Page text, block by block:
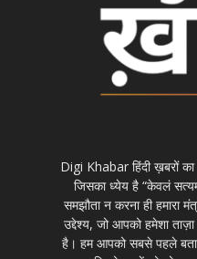
Digi Khabar हिंदी ख़बरों का
जिसका ध्येय है “केवलं
समझौता न करना ही हमारा
उद्देश्य, जो आपको हमेशा
है। हम आपको सबसे पहले